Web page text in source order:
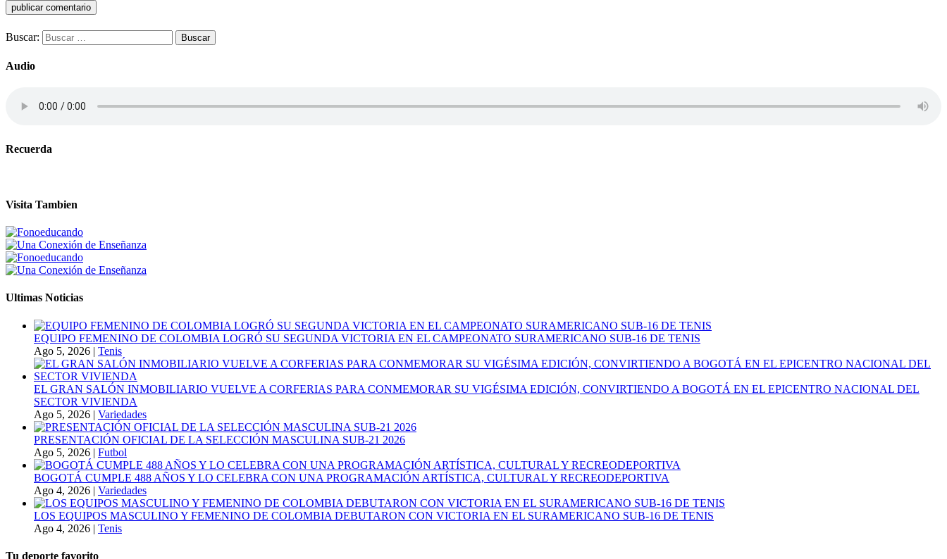
Buscar:
Audio
Recuerda
Visita Tambien
Ultimas Noticias
EQUIPO FEMENINO DE COLOMBIA LOGRÓ SU SEGUNDA VICTORIA EN EL CAMPEONATO SURAMERICANO SUB-16 DE TENIS
Ago 5, 2026 | Tenis
EL GRAN SALÓN INMOBILIARIO VUELVE A CORFERIAS PARA CONMEMORAR SU VIGÉSIMA EDICIÓN, CONVIRTIENDO A BOGOTÁ EN EL EPICENTRO NACIONAL DEL
SECTOR VIVIENDA
Ago 5, 2026 | Variedades
PRESENTACIÓN OFICIAL DE LA SELECCIÓN MASCULINA SUB-21 2026
Ago 5, 2026 | Futbol
BOGOTÁ CUMPLE 488 AÑOS Y LO CELEBRA CON UNA PROGRAMACIÓN ARTÍSTICA, CULTURAL Y RECREODEPORTIVA
Ago 4, 2026 | Variedades
LOS EQUIPOS MASCULINO Y FEMENINO DE COLOMBIA DEBUTARON CON VICTORIA EN EL SURAMERICANO SUB-16 DE TENIS
Ago 4, 2026 | Tenis
Tu deporte favorito